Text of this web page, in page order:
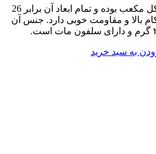
این ساک دستی به شکل مکعب بوده و تمام ابعاد آن برابر 26
و مقاومت خوبی دارد. جنس آن
سبد خرید